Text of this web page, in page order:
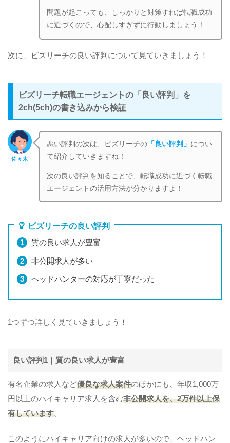
問題が起こっても、しっかりと対策すれば転職成功
に近づくので、心配しすぎずに行動しましょう！
次に、ビズリーチの良い評判について見ていきましょう！
ビズリーチ転職エージェントの「良い評判」を
2ch(5ch)の書き込みから検証
佐々木
悪い評判の次は、ビズリーチの 「良い評判」 につい
て紹介していきますね！
次の良い評判を知ることで、転職成功に近づく転職
エージェントの活用方法が分かりますよ！
ビズリーチの良い評判
質の良い求人が豊富
非公開求人が多い
ヘッドハンターの対応が丁寧だった
1つずつ詳しく見ていきましょう！
良い評判1｜質の良い求人が豊富
有名企業の求人など優良な求人案件のほかにも、年収1,000万
円以上のハイキャリア求人を含む非公開求人を、2万件以上保
有しています。
このようにハイキャリア向けの求人が多いので、ヘッドハン